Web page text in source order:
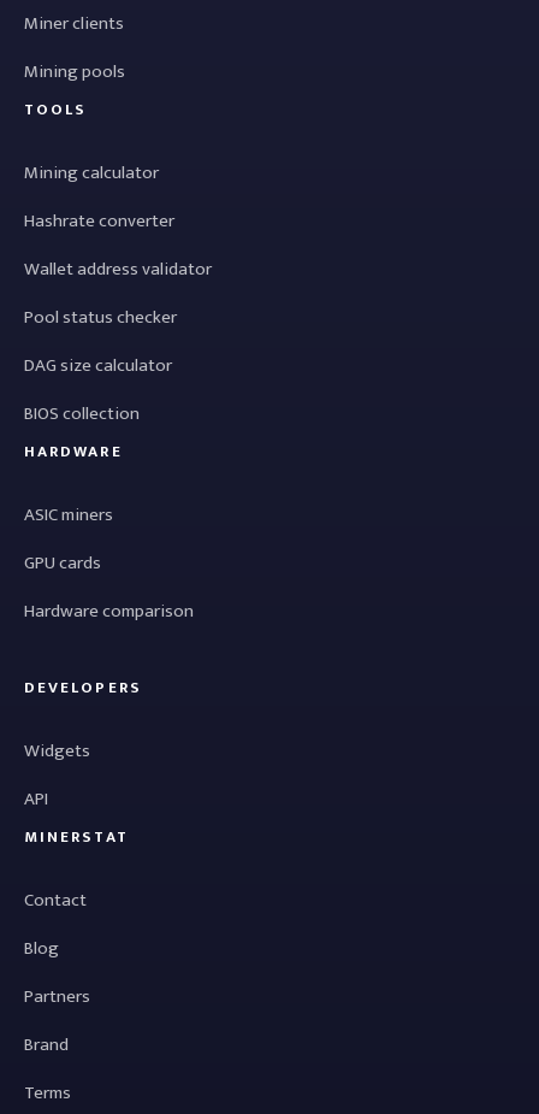
Miner clients
Mining pools
TOOLS
Mining calculator
Hashrate converter
Wallet address validator
Pool status checker
DAG size calculator
BIOS collection
HARDWARE
ASIC miners
GPU cards
Hardware comparison
DEVELOPERS
Widgets
API
MINERSTAT
Contact
Blog
Partners
Brand
Terms